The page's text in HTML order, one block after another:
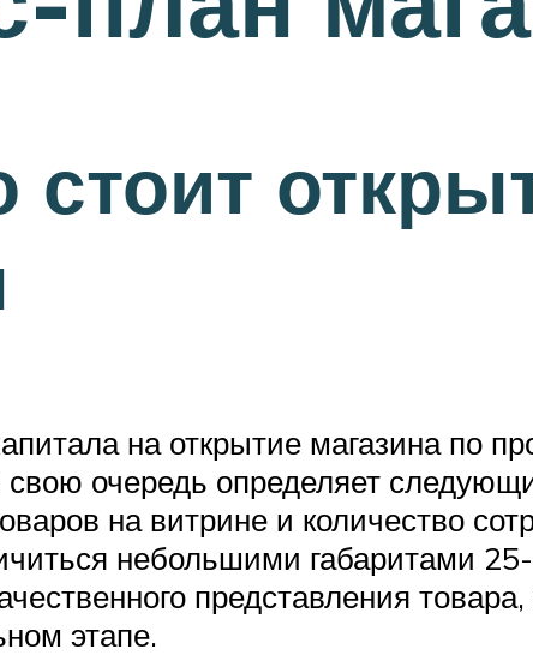
стоит
на открытие магазина по
свою очередь определяет
на витрине и количество
небольшими габаритами
представления
этапе.